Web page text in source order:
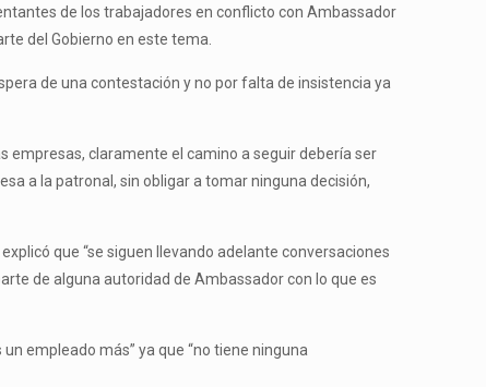
de los trabajadores en conflicto con Ambassador
del Gobierno en este tema.
de una contestación y no por falta de insistencia ya
empresas, claramente el camino a seguir debería ser
a la patronal, sin obligar a tomar ninguna decisión,
que “se siguen llevando adelante conversaciones
de alguna autoridad de Ambassador con lo que es
empleado más” ya que “no tiene ninguna